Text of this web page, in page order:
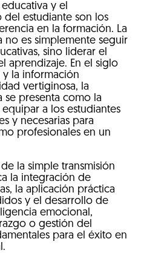
y el
estudiante son los
en la formación. La
es simplemente seguir
sino liderar el
aprendizaje. En el siglo
la información
vertiginosa, la
presenta como la
a los estudiantes
y necesarias para
profesionales en un
la simple transmisión
la integración de
la aplicación práctica
y el desarrollo de
emocional,
o gestión del
para el éxito en